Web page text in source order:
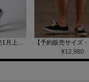
【wjk】【予約販売1月上旬～中旬入荷】function knit easy slacks(jacquard check) ニットイージーパンツ(504 mw08j)
¥12,980